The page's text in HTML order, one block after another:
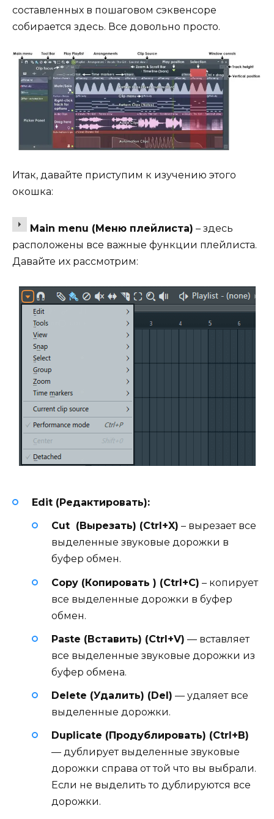
составленных в пошаговом сэквенсоре
собирается здесь. Все довольно просто.
Итак, давайте приступим к изучению этого
окошка:
Main menu (Меню плейлиста) – здесь
расположены все важные функции плейлиста.
Давайте их рассмотрим:
Edit (Редактировать):
Cut (Вырезать) (Ctrl+X) – вырезает все
выделенные звуковые дорожки в
буфер обмен.
Copy (Копировать ) (Ctrl+C) – копирует
все выделенные дорожки в буфер
обмен.
Paste (Вставить) (Ctrl+V) — вставляет
все выделенные звуковые дорожки из
буфер обмена.
Delete (Удалить) (Del) — удаляет все
выделенные дорожки.
Duplicate (Продублировать) (Ctrl+B)
— дублирует выделенные звуковые
дорожки справа от той что вы выбрали.
Если не выделить то дублируются все
дорожки.